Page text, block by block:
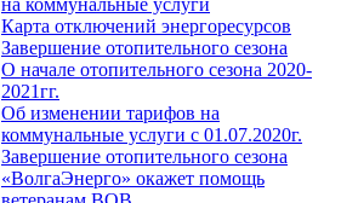
на коммунальные услуги
Карта отключений энергоресурсов
Завершение отопительного сезона
О начале отопительного сезона 2020-
2021гг.
Об изменении тарифов на
коммунальные услуги с 01.07.2020г.
Завершение отопительного сезона
«ВолгаЭнерго» окажет помощь